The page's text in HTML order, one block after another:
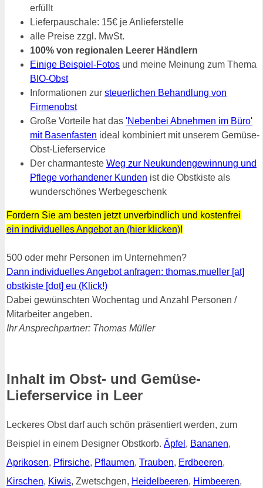
erfüllt
Lieferpauschale: 15€ je Anlieferstelle
alle Preise zzgl. MwSt.
100% von regionalen Leerer Händlern
Einige Beispiel-Fotos und meine Meinung zum Thema
BIO-Obst
Informationen zur steuerlichen Behandlung von
Firmenobst
Große Vorteile hat das 'Nebenbei Abnehmen im Büro'
mit Basenfasten ideal kombiniert mit unserem Gemüse-
Obst-Lieferservice
Der charmanteste Weg zur Neukundengewinnung und
Pflege vorhandener Kunden ist die Obstkiste als
wunderschönes Werbegeschenk
Fordern Sie am besten jetzt unverbindlich und kostenfrei
ein individuelles Angebot an (hier klicken)!
500 oder mehr Personen im Unternehmen?
Dann individuelles Angebot anfragen: thomas.mueller [at]
obstkiste [dot] eu (Klick!)
Dabei gewünschten Wochentag und Anzahl Personen /
Mitarbeiter angeben.
Ihr Ansprechpartner: Thomas Müller
Inhalt im Obst- und Gemüse-
Lieferservice in Leer
Leckeres Obst darf auch schön präsentiert werden, zum
Beispiel in einem Designer Obstkorb. Äpfel , Bananen,
Aprikosen, Pfirsiche, Pflaumen, Trauben, Erdbeeren,
Kirschen, Kiwis, Zwetschgen, Heidelbeeren, Himbeeren,